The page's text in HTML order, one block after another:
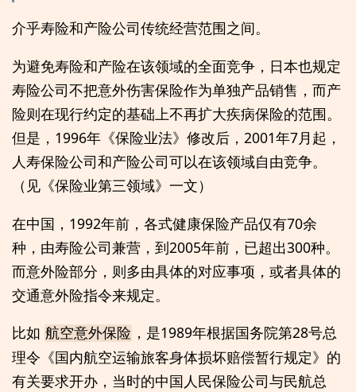
介乎寿险和产险公司传统经营范围之间。
为避免寿险和产险在该领域的全面竞争，日本也规定
寿险公司不把意外伤害保险作为单独产品销售，而产
险则在现行约定的基础上不再扩大疾病保险的范围。
但是，1996年《保险业法》修改后，2001年7月起，
人寿保险公司和产险公司可以在该领域自由竞争。
（见《保险业第三领域》一文）
在中国，1992年前，各式健康保险产品仅有70余
种，由寿险公司兼营，到2005年前，已超出300种。
而意外险部分，则多由具体的对应事项，或者具体的
交通意外险指令来规定。
比如 航空意外保险 ，是1989年根据国务院第28号总
理令《国内航空运输旅客身体损坏赔偿暂行规定》的
有关要求开办，当时的中国人民保险公司与民航总